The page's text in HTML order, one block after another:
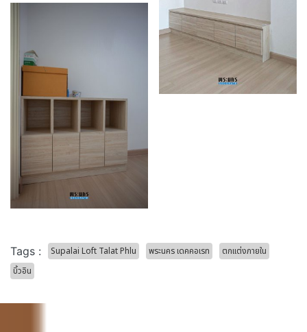
Tags : Supalai Loft Talat Phlu พระนคร เดคคอเรท
ตกแต่งภายใน
บิ้วอิน